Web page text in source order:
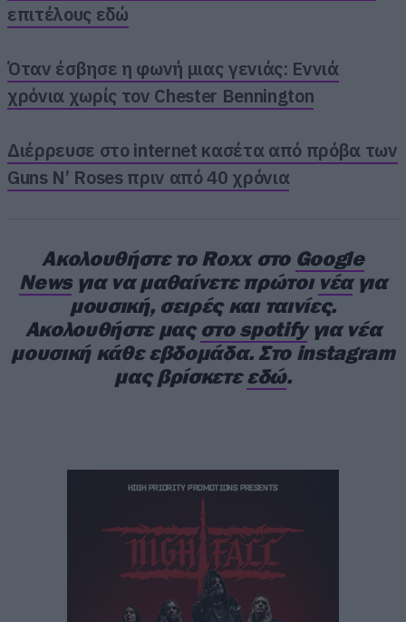
Αναλυτικά το πρόγραμμα:
Doors open 18:00
18:20 / El Siciliano
22:00 / Parov Stelar
Η διάθεση των εισιτηρίων συνεχίζεται προς
επιτέλους εδώ
Όταν έσβησε η φωνή μιας γενιάς: Εννιά
χρόνια χωρίς τον Chester Bennington
Διέρρευσε στο internet κασέτα από πρόβα των
Guns N’ Roses πριν από 40 χρόνια
Ακολουθήστε το Roxx στο Google
Newsγια να μαθαίνετε πρώτοι νέαγια
μουσική, σειρές και ταινίες.
Ακολουθήστε μαςστο spotifyγια νέα
μουσική κάθε εβδομάδα. Στο instagram
μας βρίσκετεεδώ.